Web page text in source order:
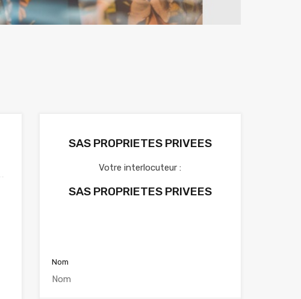
SAS PROPRIETES PRIVEES
Votre interlocuteur :
SAS PROPRIETES PRIVEES
Nom